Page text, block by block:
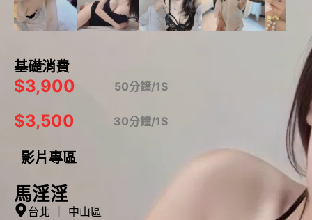
基礎消費
$3,900 50分鐘/1S
$3,500 30分鐘/1S
影片專區
馬淫淫
台北 中山區